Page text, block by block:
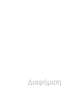
Διαφήμιση